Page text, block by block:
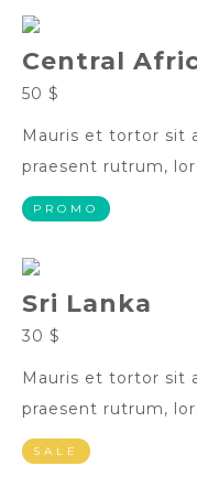
Central
50 $
Mauris et tortor sit
praesent rutrum,
PROMO
Sri Lanka
30 $
Mauris et tortor sit
praesent rutrum,
SALE